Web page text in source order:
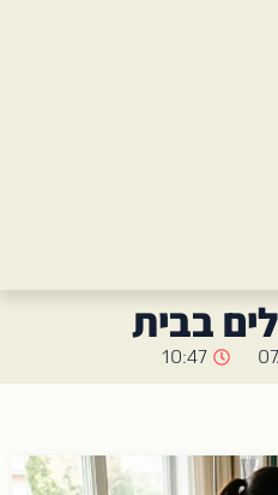
בבית
10:47